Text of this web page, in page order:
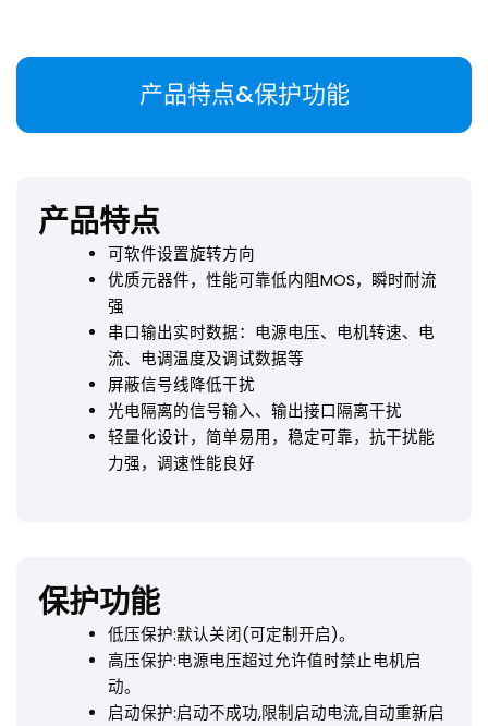
产品特点&保护功能
产品特点
可软件设置旋转方向
优质元器件，性能可靠低内阻MOS，瞬时耐流
强
串口输出实时数据：电源电压、电机转速、电
流、电调温度及调试数据等
屏蔽信号线降低干扰
光电隔离的信号输入、输出接口隔离干扰
轻量化设计，简单易用，稳定可靠，抗干扰能
力强，调速性能良好
保护功能
低压保护:默认关闭(可定制开启)。
高压保护:电源电压超过允许值时禁止电机启
动。
启动保护:启动不成功,限制启动电流,自动重新启